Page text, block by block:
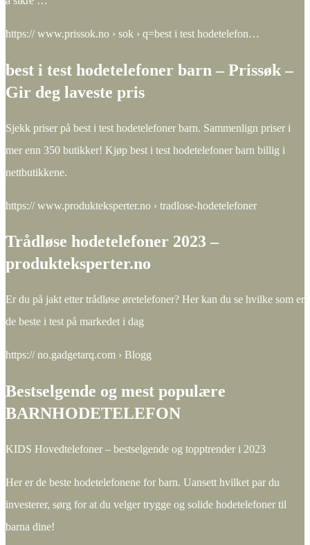
https:// www.prissok.no › sok › q=best i test hodetelefon…
best i test hodetelefoner barn – Prissøk –
Gir deg laveste pris
Sjekk priser på best i test hodetelefoner barn. Sammenlign priser i
mer enn 350 butikker! Kjøp best i test hodetelefoner barn billig i
nettbutikkene.
https:// www.produkteksperter.no › tradlose-hodetelefoner
Trådløse hodetelefoner 2023 –
produkteksperter.no
Er du på jakt etter trådløse øretelefoner? Her kan du se hvilke som er
de beste i test på markedet i dag
https:// no.gadgetarq.com › Blogg
Bestselgende og mest populære
BARNHODETELEFON
KIDS Hovedtelefoner – bestselgende og topptrender i 2023
Her er de beste hodetelefonene for barn. Uansett hvilket par du
investerer, sørg for at du velger trygge og solide hodetelefoner til
barna dine!